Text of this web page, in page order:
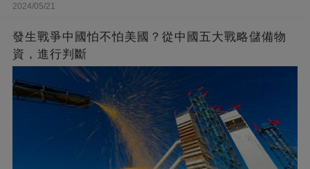
2024/05/21
發生戰爭中國怕不怕美國？從中國五大戰略儲備物
資，進行判斷